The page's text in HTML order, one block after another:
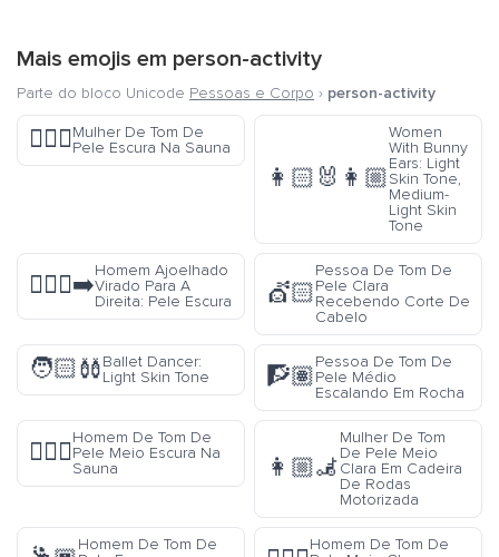
Mais emojis em person-activity
Parte do bloco Unicode Pessoas e Corpo › person-activity
🧖🏿‍♀️Mulher De Tom De
Pele Escura Na Sauna
👩🏻‍🐰‍👩🏼
Women
With Bunny
Ears: Light
Skin Tone,
Medium-
Light Skin
Tone
🧎🏿‍♂️‍➡️
Homem Ajoelhado
Virado Para A
Direita: Pele Escura
💇🏻
Pessoa De Tom De
Pele Clara
Recebendo Corte De
Cabelo
🧑🏻‍🩰Ballet Dancer:
Light Skin Tone
🧗🏽
Pessoa De Tom De
Pele Médio
Escalando Em Rocha
🧖🏾‍♂️
Homem De Tom De
Pele Meio Escura Na
Sauna
👩🏼‍🦼
Mulher De Tom
De Pele Meio
Clara Em Cadeira
De Rodas
Motorizada
Homem De Tom De
Homem De Tom De